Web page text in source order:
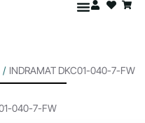
/ INDRAMAT DKC01-040-7-FW